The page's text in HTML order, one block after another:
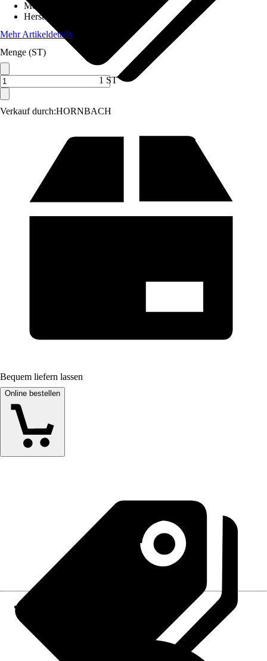
Verkauf durch:HORNBACH
Montageart
Herstellerartikelnummer
Mehr Artikeldetails
Menge (ST)
1 ST
Bequem liefern lassen
Online bestellen